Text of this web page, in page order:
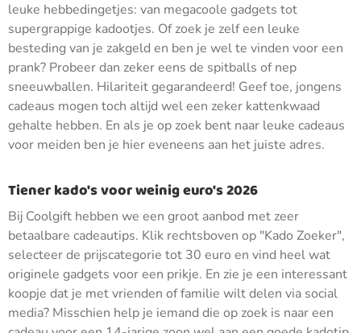
leuke hebbedingetjes: van megacoole gadgets tot
supergrappige kadootjes. Of zoek je zelf een leuke
besteding van je zakgeld en ben je wel te vinden voor een
prank? Probeer dan zeker eens de spitballs of nep
sneeuwballen. Hilariteit gegarandeerd! Geef toe, jongens
cadeaus mogen toch altijd wel een zeker kattenkwaad
gehalte hebben. En als je op zoek bent naar leuke cadeaus
voor meiden ben je hier eveneens aan het juiste adres.
Tiener kado's voor weinig euro's 2026
Bij Coolgift hebben we een groot aanbod met zeer
betaalbare cadeautips. Klik rechtsboven op "Kado Zoeker",
selecteer de prijscategorie tot 30 euro en vind heel wat
originele gadgets voor een prikje. En zie je een interessant
koopje dat je met vrienden of familie wilt delen via social
media? Misschien help je iemand die op zoek is naar een